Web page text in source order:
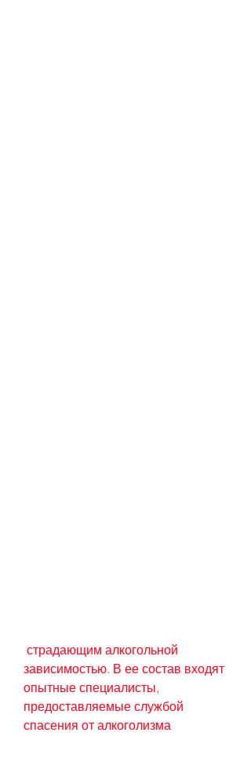
зависимостью. В ее состав входят
опытные специалисты,
предоставляемые службой
спасения от алкоголизма